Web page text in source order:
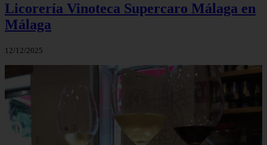
Licorería Vinoteca Supercaro Málaga en
Málaga
12/12/2025